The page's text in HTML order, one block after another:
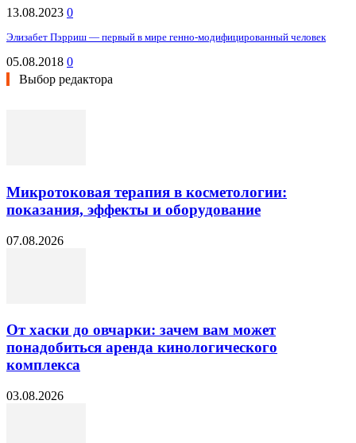
13.08.2023 0
Элизабет Пэрриш — первый в мире генно-модифицированный человек
05.08.2018 0
Выбор редактора
Микротоковая терапия в косметологии:
показания, эффекты и оборудование
07.08.2026
От хаски до овчарки: зачем вам может
понадобиться аренда кинологического
комплекса
03.08.2026